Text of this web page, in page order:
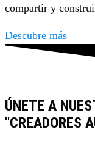
compartir y
Descubre más
ÚNETE A
"CREADORES